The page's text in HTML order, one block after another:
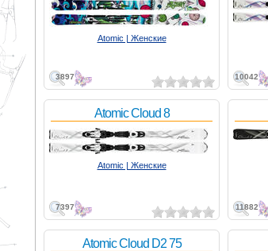
3897
Atomic | Женские
10042
7397
Atomic Cloud 8
Atomic | Женские
11882
Atomic Cloud D2 75